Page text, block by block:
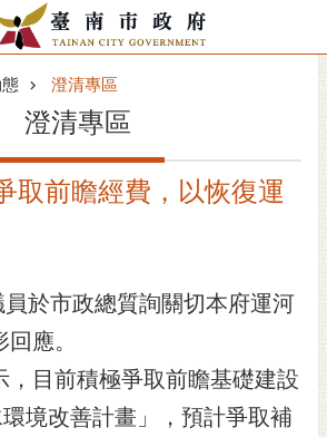
澄清專區
澄清專區
取前瞻經費，以恢復運
於市政總質詢關切本府運河
應。
，目前積極爭取前瞻基礎建設
境改善計畫」，預計爭取補